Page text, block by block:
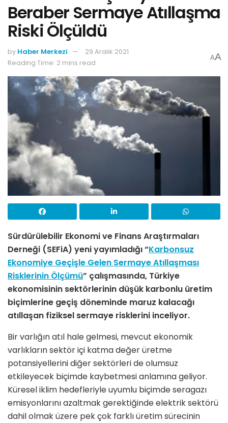
Beraber Sermaye Atıllaşma
Riski Ölçüldü
by Haber Merkezi
29 Aralık 2021
Reading Time: 2 mins read
AA
Sürdürülebilir Ekonomi ve Finans Araştırmaları
Derneği (SEFiA) yeni yayımladığı “Karbonsuz
Ekonomiye Geçişle Gelen Sermaye Atıllaşması
Risklerinin Ölçümü” çalışmasında, Türkiye
ekonomisinin sektörlerinin düşük karbonlu üretim
biçimlerine geçiş döneminde maruz kalacağı
atıllaşan fiziksel sermaye risklerini inceliyor.
Bir varlığın atıl hale gelmesi, mevcut ekonomik
varlıkların sektör içi katma değer üretme
potansiyellerini diğer sektörleri de olumsuz
etkileyecek biçimde kaybetmesi anlamına geliyor.
Küresel iklim hedefleriyle uyumlu biçimde seragazı
emisyonlarını azaltmak gerektiğinde elektrik sektörü
dahil olmak üzere pek çok farklı üretim sürecinin